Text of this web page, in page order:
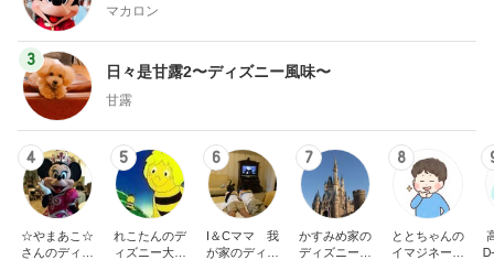
マカロン
3
日々是甘露2〜ディズニー風味〜
甘露
4
☆やまあこ☆
さんのディズ
5
れこたんのデ
ィズニー大好
6
I＆Cママ 我
が家のディズ
7
かすみめ家の
ディズニー大
8
ととちゃんの
イマジネーシ